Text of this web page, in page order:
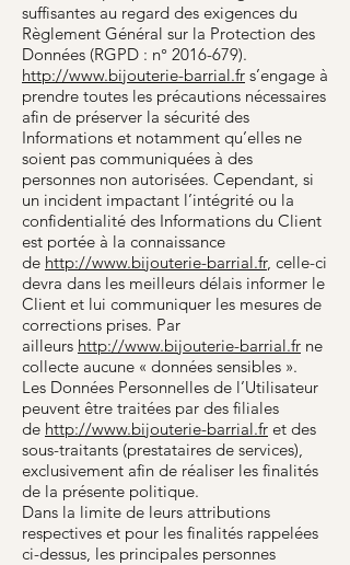
suffisantes au regard des exigences du
Règlement Général sur la Protection des
Données (RGPD : n° 2016-679).
http://www.bijouterie-barrial.fr s’engage à
prendre toutes les précautions nécessaires
afin de préserver la sécurité des
Informations et notamment qu’elles ne
soient pas communiquées à des
personnes non autorisées. Cependant, si
un incident impactant l’intégrité ou la
confidentialité des Informations du Client
est portée à la connaissance
de http://www.bijouterie-barrial.fr, celle-ci
devra dans les meilleurs délais informer le
Client et lui communiquer les mesures de
corrections prises. Par
ailleurs http://www.bijouterie-barrial.fr ne
collecte aucune « données sensibles ».
Les Données Personnelles de l’Utilisateur
peuvent être traitées par des filiales
de http://www.bijouterie-barrial.fr et des
sous-traitants (prestataires de services),
exclusivement afin de réaliser les finalités
de la présente politique.
Dans la limite de leurs attributions
respectives et pour les finalités rappelées
ci-dessus, les principales personnes